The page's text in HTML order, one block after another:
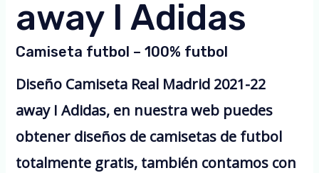
away I Adidas
Camiseta futbol – 100% futbol
Diseño Camiseta Real Madrid 2021-22
away I Adidas, en nuestra web puedes
obtener diseños de camisetas de futbol
totalmente gratis, también contamos con